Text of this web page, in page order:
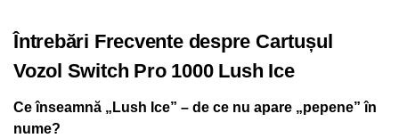
Întrebări Frecvente despre Cartușul
Vozol Switch Pro 1000 Lush Ice
Ce înseamnă „Lush Ice” – de ce nu apare „pepene” în
nume?